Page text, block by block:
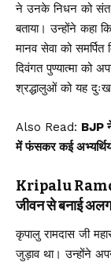
ने उनके निधन को संत
बताया। उन्होंने कहा
मानव सेवा को समर्पित
दिवंगत पुण्यात्मा को
श्रद्धालुओं को यह दुःख
Also Read: BJP
में फंसकर कई
Kripalu
जीवन से बनाई
कृपालु रामदास जी
जुड़ाव था। उन्होंने